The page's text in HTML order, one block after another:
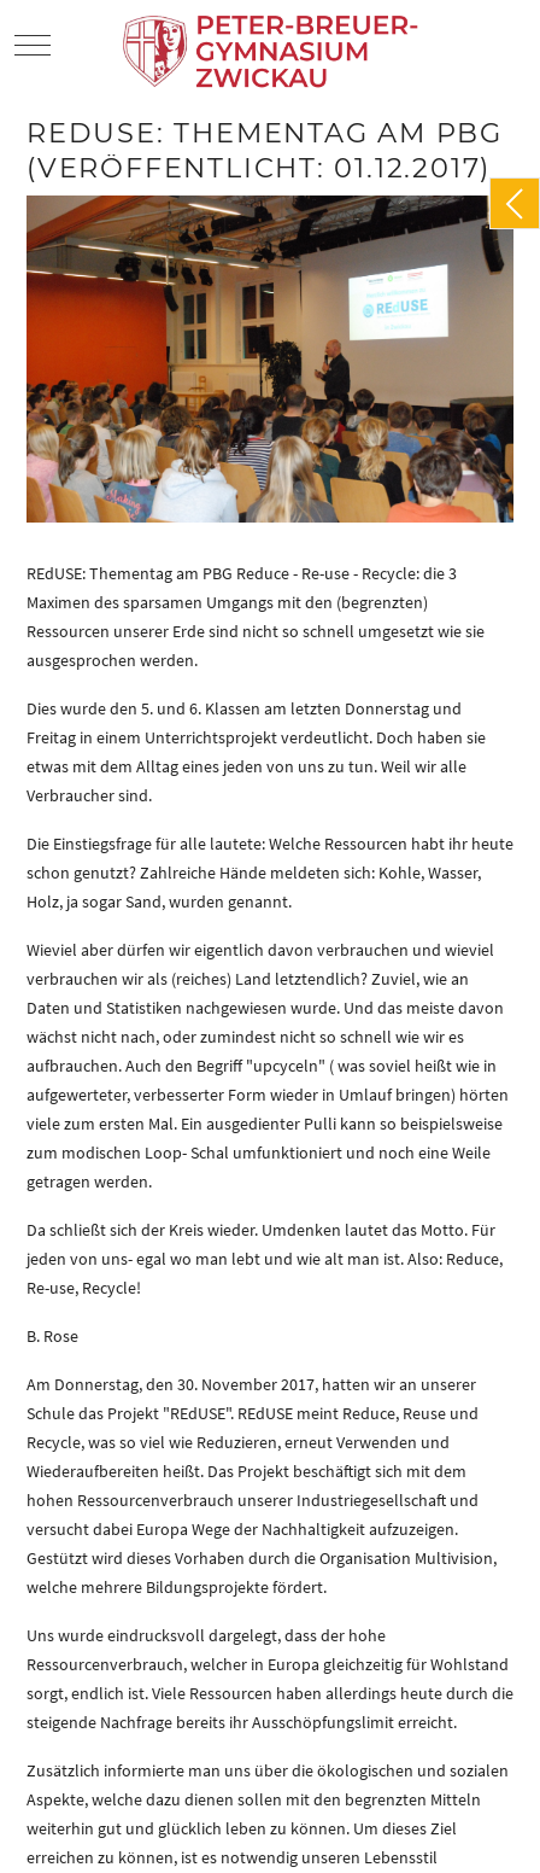
Mobile Menu Toggle
REDUSE: THEMENTAG AM PBG
(VERÖFFENTLICHT: 01.12.2017)
REdUSE: Thementag am PBG Reduce - Re-use - Recycle: die 3
Maximen des sparsamen Umgangs mit den (begrenzten)
Ressourcen unserer Erde sind nicht so schnell umgesetzt wie sie
ausgesprochen werden.
Dies wurde den 5. und 6. Klassen am letzten Donnerstag und
Freitag in einem Unterrichtsprojekt verdeutlicht. Doch haben sie
etwas mit dem Alltag eines jeden von uns zu tun. Weil wir alle
Verbraucher sind.
Die Einstiegsfrage für alle lautete: Welche Ressourcen habt ihr heute
schon genutzt? Zahlreiche Hände meldeten sich: Kohle, Wasser,
Holz, ja sogar Sand, wurden genannt.
Wieviel aber dürfen wir eigentlich davon verbrauchen und wieviel
verbrauchen wir als (reiches) Land letztendlich? Zuviel, wie an
Daten und Statistiken nachgewiesen wurde. Und das meiste davon
wächst nicht nach, oder zumindest nicht so schnell wie wir es
aufbrauchen. Auch den Begriff "upcyceln" ( was soviel heißt wie in
aufgewerteter, verbesserter Form wieder in Umlauf bringen) hörten
viele zum ersten Mal. Ein ausgedienter Pulli kann so beispielsweise
zum modischen Loop- Schal umfunktioniert und noch eine Weile
getragen werden.
Da schließt sich der Kreis wieder. Umdenken lautet das Motto. Für
jeden von uns- egal wo man lebt und wie alt man ist. Also: Reduce,
Re-use, Recycle!
B. Rose
Am Donnerstag, den 30. November 2017, hatten wir an unserer
Schule das Projekt "REdUSE". REdUSE meint Reduce, Reuse und
Recycle, was so viel wie Reduzieren, erneut Verwenden und
Wiederaufbereiten heißt. Das Projekt beschäftigt sich mit dem
hohen Ressourcenverbrauch unserer Industriegesellschaft und
versucht dabei Europa Wege der Nachhaltigkeit aufzuzeigen.
Gestützt wird dieses Vorhaben durch die Organisation Multivision,
welche mehrere Bildungsprojekte fördert.
Uns wurde eindrucksvoll dargelegt, dass der hohe
Ressourcenverbrauch, welcher in Europa gleichzeitig für Wohlstand
sorgt, endlich ist. Viele Ressourcen haben allerdings heute durch die
steigende Nachfrage bereits ihr Ausschöpfungslimit erreicht.
Zusätzlich informierte man uns über die ökologischen und sozialen
Aspekte, welche dazu dienen sollen mit den begrenzten Mitteln
weiterhin gut und glücklich leben zu können. Um dieses Ziel
erreichen zu können, ist es notwendig unseren Lebensstil